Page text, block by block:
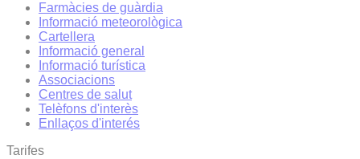
Farmàcies de guàrdia
Informació meteorològica
Cartellera
Informació general
Informació turística
Associacions
Centres de salut
Telèfons d'interès
Enllaços d'interés
Tarifes